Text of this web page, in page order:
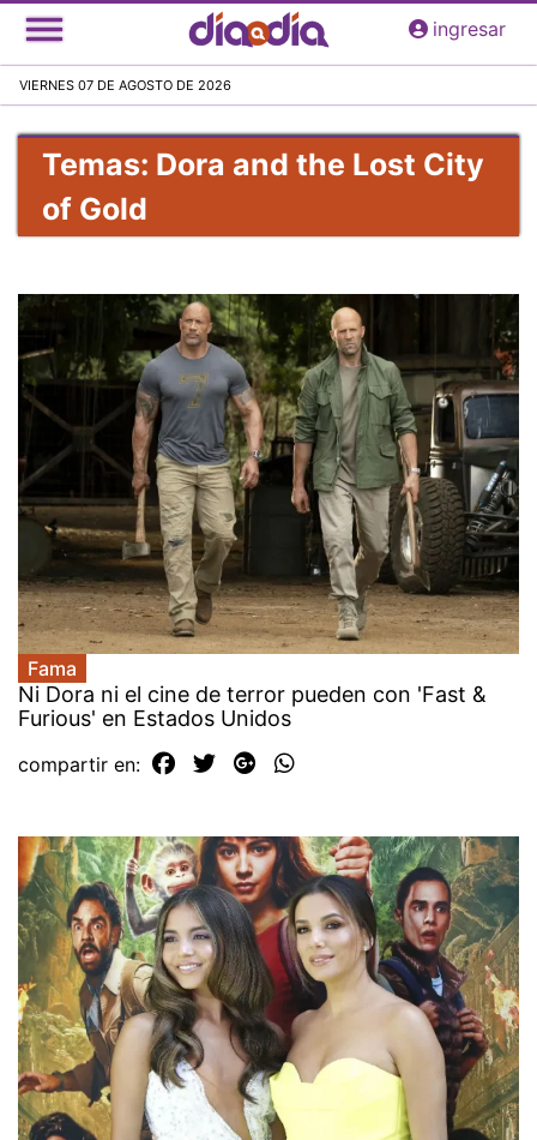
Pasar
al
principal
ingresar
VIERNES 07 DE AGOSTO DE 2026
Temas: Dora and the Lost City
of Gold
Fama
Ni Dora ni el cine de terror pueden con 'Fast &
Furious' en Estados Unidos
compartir en: